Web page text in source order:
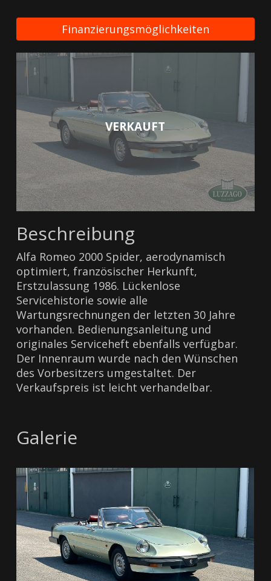
Finanzierungsmöglichkeiten
VERKAUFT
Beschreibung
Alfa Romeo 2000 Spider, aerodynamisch
optimiert, französischer Herkunft,
Erstzulassung 1986. Lückenlose
Servicehistorie sowie alle
Wartungsrechnungen der letzten 30 Jahre
vorhanden. Bedienungsanleitung und
originales Serviceheft ebenfalls verfügbar.
Der Innenraum wurde nach den Wünschen
des Vorbesitzers umgestaltet. Der
Verkaufspreis ist leicht verhandelbar.
Galerie